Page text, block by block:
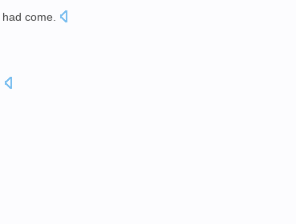
had come